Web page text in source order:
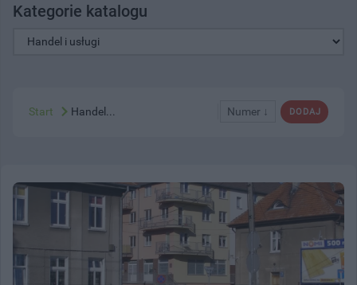
Kategorie katalogu
DODAJ
Numer ↓
Start Handel...